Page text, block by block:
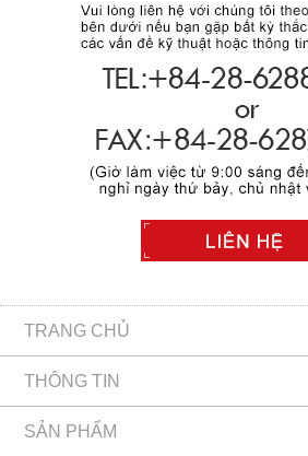
TRANG CHỦ
THÔNG TIN
SẢN PHẨM